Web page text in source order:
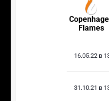
Flames
16.05.22 в
31.10.21 в